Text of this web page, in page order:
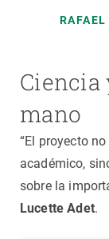
RAFAEL
Ciencia
mano
“El proyecto
académico,
sobre la
Lucette Adet.